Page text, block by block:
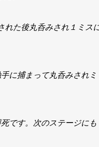
れた後丸呑みされ１ミス
に捕まって丸呑みされミ
です。次のステージにも